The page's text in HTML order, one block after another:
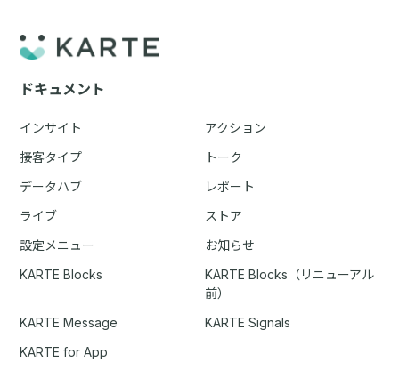
ドキュメント
インサイト
アクション
接客タイプ
トーク
データハブ
レポート
ライブ
ストア
設定メニュー
お知らせ
KARTE Blocks
KARTE Blocks（リニューアル
前）
KARTE Message
KARTE Signals
KARTE for App